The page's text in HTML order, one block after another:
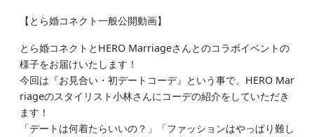
【とら婚コネクト一般公開動画】
とら婚コネクトとHERO Marriageさんとのコラボイベントの
様子をお届けいたします！
今回は『お見合い・初デートコーデ』という事で、HERO Mar
riageのスタイリスト小林さんにコーデの紹介をしていただき
ます！
「デートは何着たらいいの？」「ファッションはやっぱり難し